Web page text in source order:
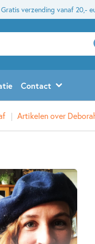
Gratis verzending vanaf 20,-
Contact
Artikelen over